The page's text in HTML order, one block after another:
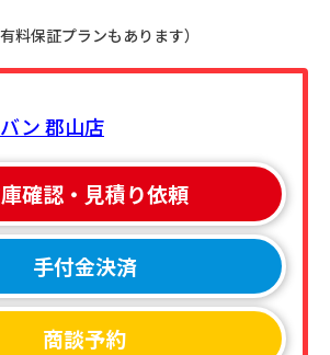
料保証プランもあります）
ン 郡山店
確認・見積り依頼
手付金決済
商談予約